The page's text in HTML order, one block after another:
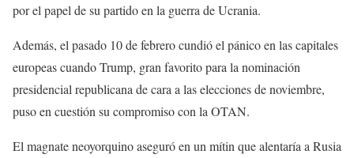
por el papel de su partido en la guerra de Ucrania.
Además, el pasado 10 de febrero cundió el pánico en las capitales
europeas cuando Trump, gran favorito para la nominación
presidencial republicana de cara a las elecciones de noviembre,
puso en cuestión su compromiso con la OTAN.
El magnate neoyorquino aseguró en un mítin que alentaría a Rusia